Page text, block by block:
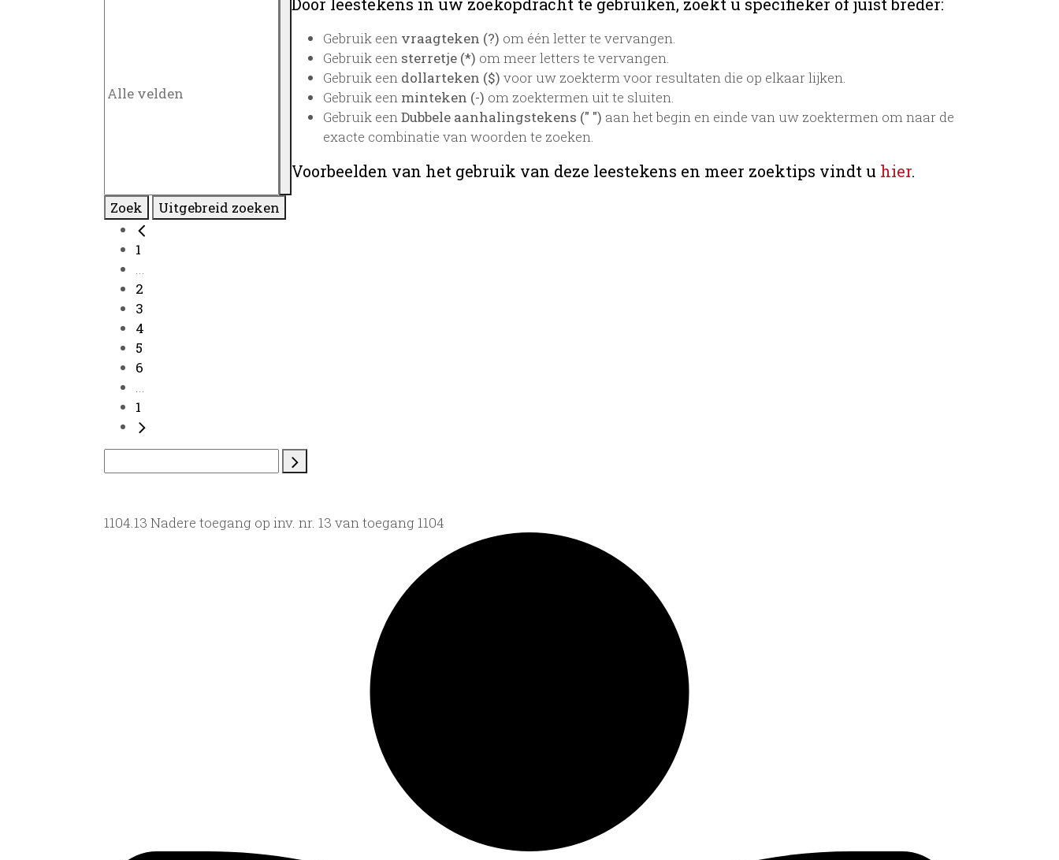
Gebruik een vraagteken (?) om één letter te vervangen.
Gebruik een sterretje (*) om meer letters te vervangen.
Gebruik een dollarteken ($) voor uw zoekterm voor resultaten die op elkaar lijken.
Gebruik een minteken (-) om zoektermen uit te sluiten.
Gebruik eenDubbele aanhalingstekens (" ") aan het begin en einde van uw zoektermen om naar de
exacte combinatie van woorden te zoeken.
Voorbeelden van het gebruik van deze leestekens en meer zoektips vindt u hier.
Zoek Uitgebreid zoeken
1
...
2
3
4
5
6
...
1
1104.13 Nadere toegang op inv. nr. 13 van toegang 1104